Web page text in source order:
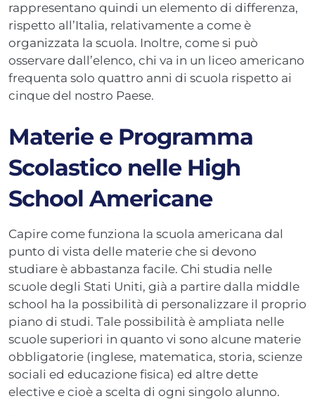
rappresentano quindi un elemento di differenza,
rispetto all’Italia, relativamente a come è
organizzata la scuola. Inoltre, come si può
osservare dall’elenco, chi va in un liceo americano
frequenta solo quattro anni di scuola rispetto ai
cinque del nostro Paese.
Materie e Programma
Scolastico nelle High
School Americane
Capire come funziona la scuola americana dal
punto di vista delle materie che si devono
studiare è abbastanza facile. Chi studia nelle
scuole degli Stati Uniti, già a partire dalla middle
school ha la possibilità di personalizzare il proprio
piano di studi. Tale possibilità è ampliata nelle
scuole superiori in quanto vi sono alcune materie
obbligatorie (inglese, matematica, storia, scienze
sociali ed educazione fisica) ed altre dette
elective e cioè a scelta di ogni singolo alunno.